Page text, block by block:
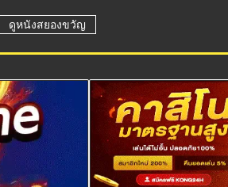
ดูหนังสยองขวัญ